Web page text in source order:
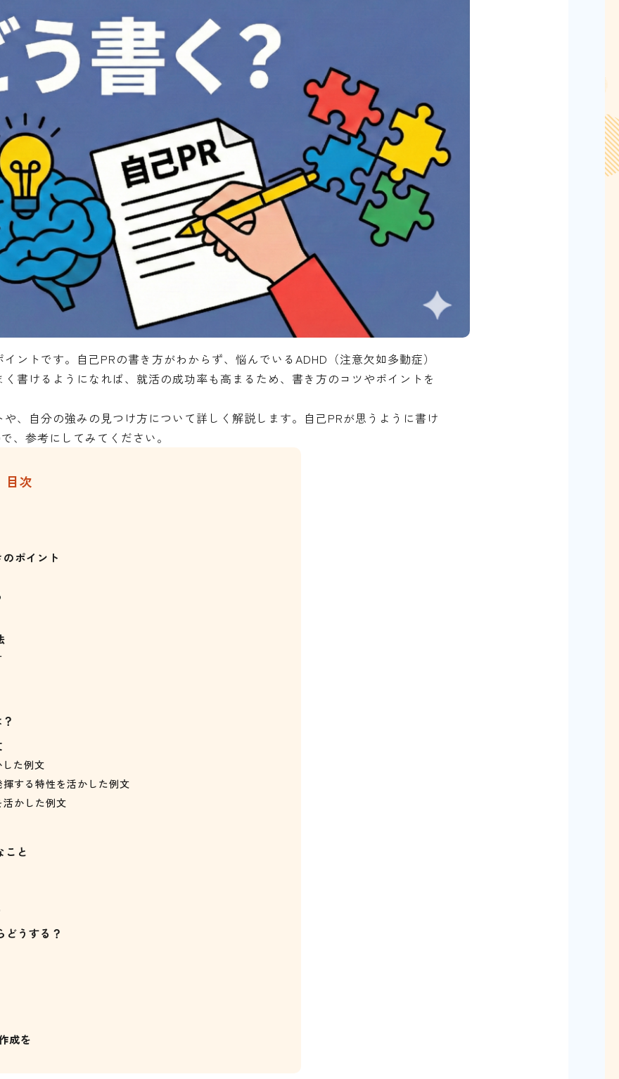
ントです。自己PRの書き方がわからず、悩んでいるADHD（注意欠如多動症）
書けるようになれば、就活の成功率も高まるため、書き方のコツやポイントを
、自分の強みの見つけ方について詳しく解説します。自己PRが思うように書け
、参考にしてみてください。
目次
ポイント
た例文
する特性を活かした例文
かした例文
こと
どうする？
成を